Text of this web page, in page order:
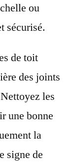
ou
sécurisé.
de toit
des joints
les
une bonne
la
signe de